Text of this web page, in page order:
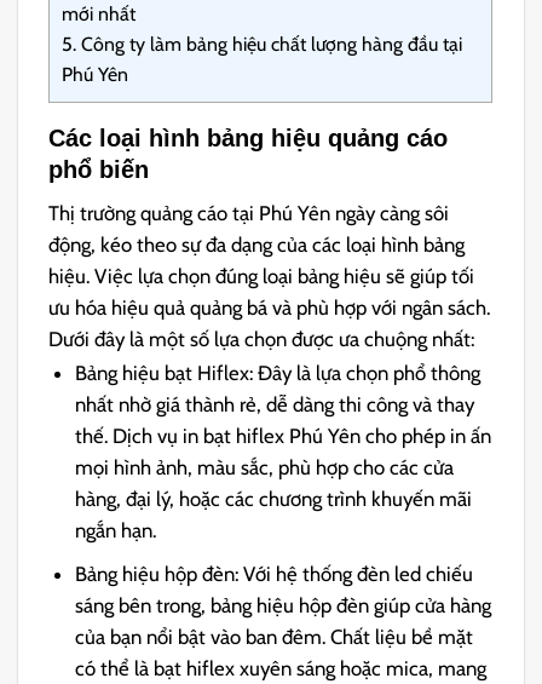
mới nhất
5. Công ty làm bảng hiệu chất lượng hàng đầu tại
Phú Yên
Các loại hình bảng hiệu quảng cáo
phổ biến
Thị trường quảng cáo tại Phú Yên ngày càng sôi
động, kéo theo sự đa dạng của các loại hình bảng
hiệu. Việc lựa chọn đúng loại bảng hiệu sẽ giúp tối
ưu hóa hiệu quả quảng bá và phù hợp với ngân sách.
Dưới đây là một số lựa chọn được ưa chuộng nhất:
Bảng hiệu bạt Hiflex: Đây là lựa chọn phổ thông
nhất nhờ giá thành rẻ, dễ dàng thi công và thay
thế. Dịch vụ in bạt hiflex Phú Yên cho phép in ấn
mọi hình ảnh, màu sắc, phù hợp cho các cửa
hàng, đại lý, hoặc các chương trình khuyến mãi
ngắn hạn.
Bảng hiệu hộp đèn: Với hệ thống đèn led chiếu
sáng bên trong, bảng hiệu hộp đèn giúp cửa hàng
của bạn nổi bật vào ban đêm. Chất liệu bề mặt
có thể là bạt hiflex xuyên sáng hoặc mica, mang